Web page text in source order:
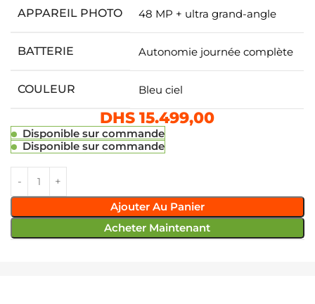
APPAREIL PHOTO 48 MP + ultra grand-angle
BATTERIE Autonomie journée complète
COULEUR Bleu ciel
DHS 15.499,00
Disponible sur commande
Disponible sur commande
Ajouter Au Panier
Acheter Maintenant